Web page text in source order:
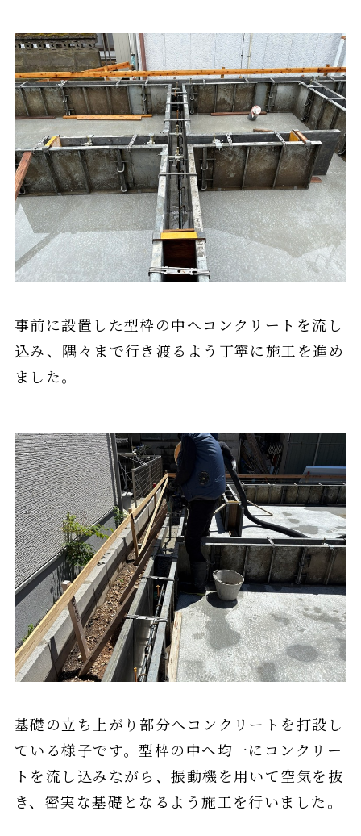
事前に設置した型枠の中へコンクリートを流し
込み、隅々まで行き渡るよう丁寧に施工を進め
ました。
基礎の立ち上がり部分へコンクリートを打設し
ている様子です。型枠の中へ均一にコンクリー
トを流し込みながら、振動機を用いて空気を抜
き、密実な基礎となるよう施工を行いました。